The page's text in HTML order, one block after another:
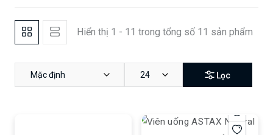
Hiển thị 1 - 11 trong tổng số 11 sản phẩm
Mặc định 24 Lọc